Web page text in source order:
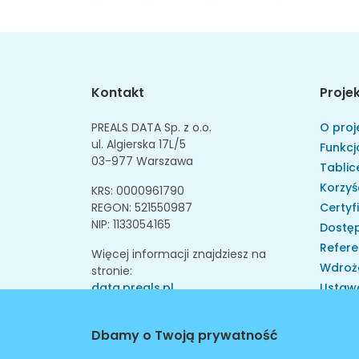
Kontakt
PREALS DATA Sp. z o.o.
ul. Algierska 17L/5
03-977 Warszawa
KRS: 0000961790
REGON: 521550987
NIP: 1133054165
Więcej informacji znajdziesz na
stronie:
data.preals.pl
O
Dbamy o Twoją prywatność